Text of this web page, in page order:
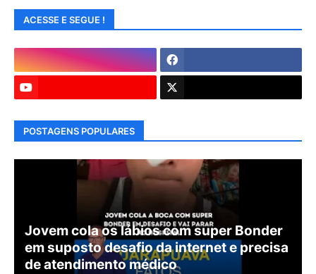
ACESSE E SEGUE !
POSTAGENS POPULARES
Jovem cola os lábios com super Bonder
em suposto desafio da internet e precisa
de atendimento médico